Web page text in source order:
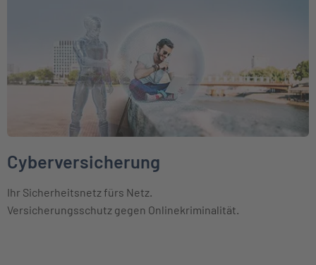
Cyberversicherung
Ihr Sicherheitsnetz fürs Netz.
Versicherungsschutz gegen Onlinekriminalität.